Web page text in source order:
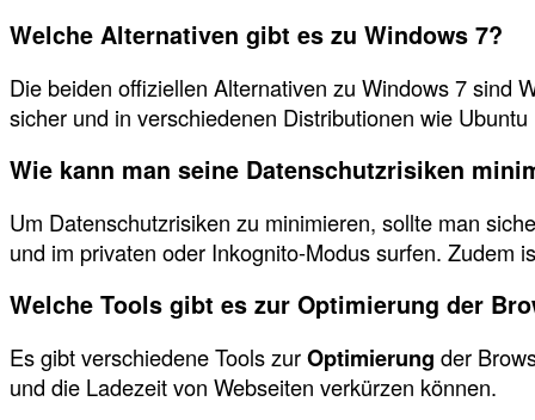
Welche Alternativen gibt es zu Windows 7?
Die beiden offiziellen Alternativen zu Windows 7 sind
sicher und in verschiedenen Distributionen wie
Wie kann man seine Datenschutzrisiken
Um Datenschutzrisiken zu minimieren, sollte man
und im privaten oder Inkognito-Modus surfen. Zudem
Welche Tools gibt es zur Optimierung der
Es gibt verschiedene Tools zurOptimierung der
und die Ladezeit von Webseiten verkürzen können.